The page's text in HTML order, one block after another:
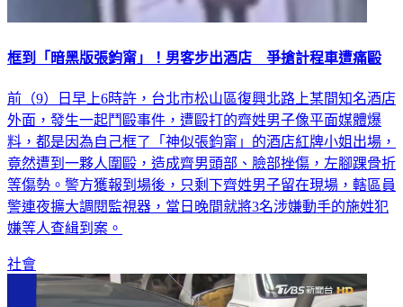
框到「暗黑版張鈞甯」！男客步出酒店 爭搶計程車遭痛毆
前（9）日早上6時許，台北市松山區復興北路上某間知名酒店
外面，發生一起鬥毆事件，遭毆打的齊姓男子像平面媒體爆
料，都是因為自己框了「神似張鈞甯」的酒店紅牌小姐出場，
竟然遭到一夥人圍毆，造成齊男頭部、臉部挫傷，左腳踝骨折
等傷勢。警方獲報到場後，只剩下齊姓男子留在現場，轄區員
警連夜擴大調閱監視器，當日晚間就將3名涉嫌動手的施姓犯
嫌等人查緝到案。
社會